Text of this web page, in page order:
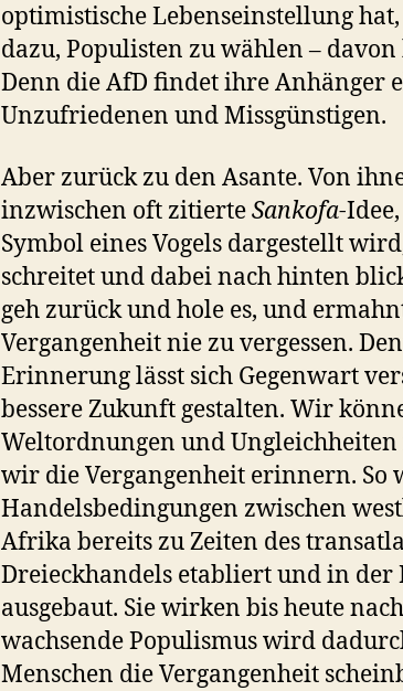
optimistische Lebenseinstellung
dazu, Populisten zu wählen –
Denn die AfD findet ihre Anhänger
Unzufriedenen und Missgünstigen.
Aber zurück zu den Asante. Von
inzwischen oft zitierteSankofa-
Symbol eines Vogels dargestellt
schreitet und dabei nach hinten
geh zurück und hole es, und
Vergangenheit nie zu vergessen.
Erinnerung lässt sich Gegenwart
bessere Zukunft gestalten. Wir
Weltordnungen und
wir die Vergangenheit erinnern. So
Handelsbedingungen zwischen
Afrika bereits zu Zeiten des
Dreieckhandels etabliert und in
ausgebaut. Sie wirken bis heute
wachsende Populismus wird
Menschen die Vergangenheit